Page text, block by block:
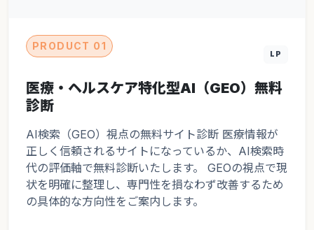
PRODUCT 01
LP
医療・ヘルスケア特化型AI（GEO）無料
診断
AI検索（GEO）視点の無料サイト診断 医療情報が
正しく信頼されるサイトになっているか、AI検索時
代の評価軸で無料診断いたします。 GEOの視点で現
状を明確に整理し、専門性を損なわず改善するため
の具体的な方向性をご案内します。